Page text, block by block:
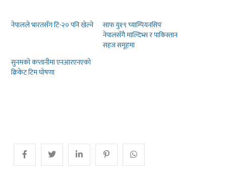
नेपालले भारतसँग टि-२० पनि खेल्ने
साफ यु१९ च्याम्पियनसिपः
नेपालसँगै माल्दिभ्स र पाकिस्तान
सहज समूहमा
सुनमको कप्तानीमा एनआरएनएको
क्रिकेट टिम घोषणा